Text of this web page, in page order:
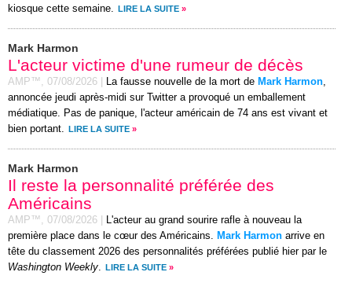
kiosque cette semaine.
LIRE LA SUITE »
Mark Harmon
L'acteur victime d'une rumeur de décès
AMP™, 07/08/2026 La fausse nouvelle de la mort de Mark Harmon,
annoncée jeudi après-midi sur Twitter a provoqué un emballement
médiatique. Pas de panique, l'acteur américain de 74 ans est vivant et
bien portant.
LIRE LA SUITE »
Mark Harmon
Il reste la personnalité préférée des
Américains
AMP™, 07/08/2026
L'acteur au grand sourire rafle à nouveau la
première place dans le cœur des Américains. Mark Harmon arrive en
tête du classement 2026 des personnalités préférées publié hier par le
Washington Weekly. LIRE LA SUITE »